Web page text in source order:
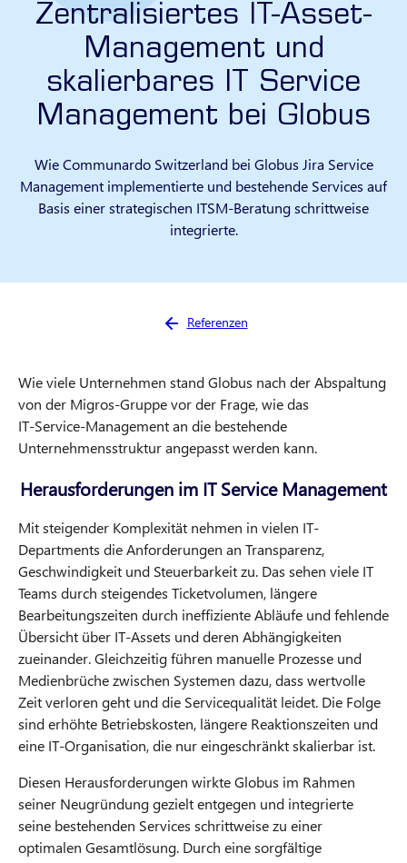
Zentralisiertes IT-Asset-
Management und
skalierbares IT Service
Management bei Globus
Wie Communardo Switzerland bei Globus Jira Service
Management implementierte und bestehende Services auf
Basis einer strategischen ITSM‑Beratung schrittweise
integrierte.
Sie sind hier:
Referenzen
Wie viele Unternehmen stand Globus nach der Abspaltung
von der Migros‑Gruppe vor der Frage, wie das
IT‑Service‑Management an die bestehende
Unternehmensstruktur angepasst werden kann.
Herausforderungen im IT Service Management
Mit steigender Komplexität nehmen in vielen IT-
Departments die Anforderungen an Transparenz,
Geschwindigkeit und Steuerbarkeit zu. Das sehen viele IT
Teams durch steigendes Ticketvolumen, längere
Bearbeitungszeiten durch ineffiziente Abläufe und fehlende
Übersicht über IT-Assets und deren Abhängigkeiten
zueinander. Gleichzeitig führen manuelle Prozesse und
Medienbrüche zwischen Systemen dazu, dass wertvolle
Zeit verloren geht und die Servicequalität leidet. Die Folge
sind erhöhte Betriebskosten, längere Reaktionszeiten und
eine IT-Organisation, die nur eingeschränkt skalierbar ist.
Diesen Herausforderungen wirkte Globus im Rahmen
seiner Neugründung gezielt entgegen und integrierte
seine bestehenden Services schrittweise zu einer
optimalen Gesamtlösung. Durch eine sorgfältige